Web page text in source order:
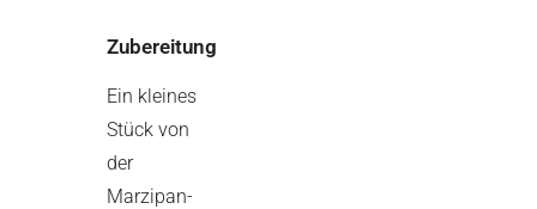
Zubereitung
Ein kleines
Stück von
der
Marzipan-